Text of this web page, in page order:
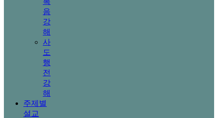
음
강
해
사
도
행
전
강
해
주제별
설교